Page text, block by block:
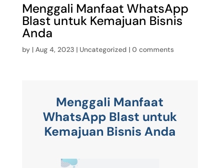
Menggali Manfaat WhatsApp
Blast untuk Kemajuan Bisnis
Anda
by | Aug 4, 2023| Uncategorized | 0 comments
Menggali Manfaat
WhatsApp Blast untuk
Kemajuan Bisnis Anda